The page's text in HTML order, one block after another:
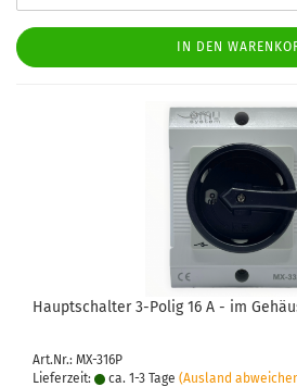
IN DEN
Haupt­schal­ter 3-​Polig 16 A - im
Art.Nr.: MX-316P
Lieferzeit:
ca. 1-3 Tage (Ausland